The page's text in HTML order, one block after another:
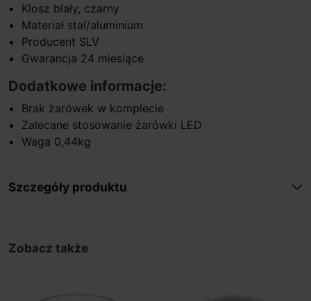
Klosz biały, czarny
Materiał stal/aluminium
Producent SLV
Gwarancja 24 miesiące
Dodatkowe informacje:
Brak żarówek w komplecie
Zalecane stosowanie żarówki LED
Waga 0,44kg
Szczegóły produktu
Zobacz także